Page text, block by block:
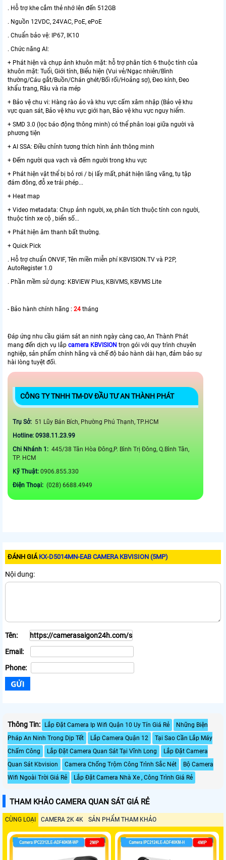
. Hỗ trợ khe cắm thẻ nhớ lên đến 512GB
. Nguồn 12VDC, 24VAC, PoE, ePoE
. Chuẩn bảo vệ: IP67, IK10
. Chức năng AI:
+ Phát hiện và chụp ảnh khuôn mặt: hỗ trợ phân tích 6 thuộc tính của
khuôn mặt: Tuổi, Giới tính, Biểu hiện (Vui vẻ/Ngạc nhiên/Bình
thường/Cáu gắt/Buồn/Chán ghét/Bối rối/Hoảng sợ), Đeo kính, Đeo
khẩu trang, Râu và ria mép
+ Bảo vệ chu vi: Hàng rào ảo và khu vực cấm xâm nhập (Bảo vệ khu
vực quan sát, Bảo vệ khu vực giới hạn, Bảo vệ khu vực nguy hiểm.
+ SMD 3.0 (lọc báo động thông minh) có thể phân loại giữa người và
phương tiện
+ AI SSA: Điều chỉnh tương thích hình ảnh thông minh
+ Đếm người qua vạch và đếm người trong khu vực
+ Phát hiện vật thể bị bỏ rơi / bị lấy mất, phát hiện lãng vãng, tụ tập
đám đông, đỗ xe trái phép...
+ Heat map
+ Video metadata: Chụp ảnh người, xe, phân tích thuộc tính con người,
thuộc tính xe cộ , biển số...
+ Phát hiện âm thanh bất thường.
+ Quick Pick
. Hỗ trợ chuẩn ONVIF, Tên miền miễn phí KBVISION.TV và P2P,
AutoRegister 1.0
. Phần mềm sử dụng: KBVIEW Plus, KBiVMS, KBVMS Lite
- Bảo hành chính hãng : 24 tháng
Đáp ứng nhu cầu giám sát an ninh ngày càng cao, An Thành Phát
mang đến dịch vụ lắp camera KBVISION trọn gói với quy trình chuyên
nghiệp, sản phẩm chính hãng và chế độ bảo hành dài hạn, đảm bảo sự
hài lòng tuyệt đối.
CÔNG TY TNHH TM-DV ĐẦU TƯ AN THÀNH PHÁT
Trụ Sở: 51 Lũy Bán Bích, Phường Phú Thạnh, TP.HCM
Hotline: 0938.11.23.99
Chi Nhánh 1: 445/38 Tân Hòa Đông,P. Bình Trị Đông, Q.Bình Tân,
TP. HCM
Kỹ Thuật: 0906.855.330
Điện Thoại: (028) 6688.4949
ĐÁNH GIÁ KX-D5014MN-EAB CAMERA KBVISION (5MP)
Nội dung:
Tên:
Email:
Phone:
Thông Tin: Lắp Đặt Camera Ip Wifi Quận 10 Uy Tín Giá Rẻ
Những Biện
Pháp An Ninh Trong Dịp Tết
Lắp Camera Quận 12
Tại Sao Cần Lắp Máy
Chấm Công
Lắp Đặt Camera Quan Sát Tại Vĩnh Long
Lắp Đặt Camera
Quan Sát Kbvision
Camera Chống Trộm Công Trình Sắc Nét
Bộ Camera
Wifi Ngoài Trời Giá Rẻ
Lắp Đặt Camera Nhà Xe , Công Trình Giá Rẻ
THAM KHẢO CAMERA QUAN SÁT GIÁ RẺ
CÙNG LOẠI CAMERA 2K 4K SẢN PHẨM THAM KHẢO